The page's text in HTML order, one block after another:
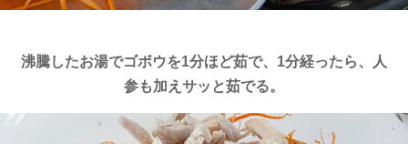
沸騰したお湯でゴボウを1分ほど茹で、1分経ったら、人
参も加えサッと茹でる。